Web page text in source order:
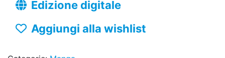
Edizione digitale
Aggiungi alla wishlist